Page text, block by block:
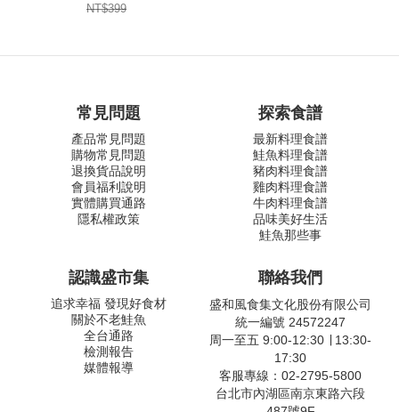
NT$399
常見問題
產品常見問題
購物常見問題
退換貨品說明
會員福利說明
實體購買通路
隱私權政策
探索食譜
最新料理食譜
鮭魚料理食譜
豬肉料理食譜
雞肉料理食譜
牛肉料理食譜
品味美好生活
鮭魚那些事
認識盛市集
追求幸福 發現好食材
關於不老鮭魚
全台通路
檢測報告
媒體報導
聯絡我們
盛和風食集文化股份有限公司
統一編號 24572247
周一至五 9:00-12:30 ∣ 13:30-
17:30
客服專線：02-2795-5800
台北市內湖區南京東路六段